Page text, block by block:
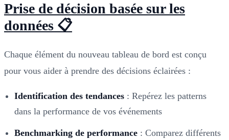
Prise de décision basée sur les
données 📋
Chaque élément du nouveau tableau de bord est conçu
pour vous aider à prendre des décisions éclairées :
Identification des tendances : Repérez les patterns
dans la performance de vos événements
Benchmarking de performance : Comparez différents